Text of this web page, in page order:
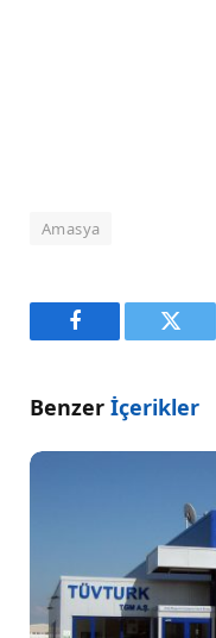
Amasya
Facebook
Benzer İçerikler